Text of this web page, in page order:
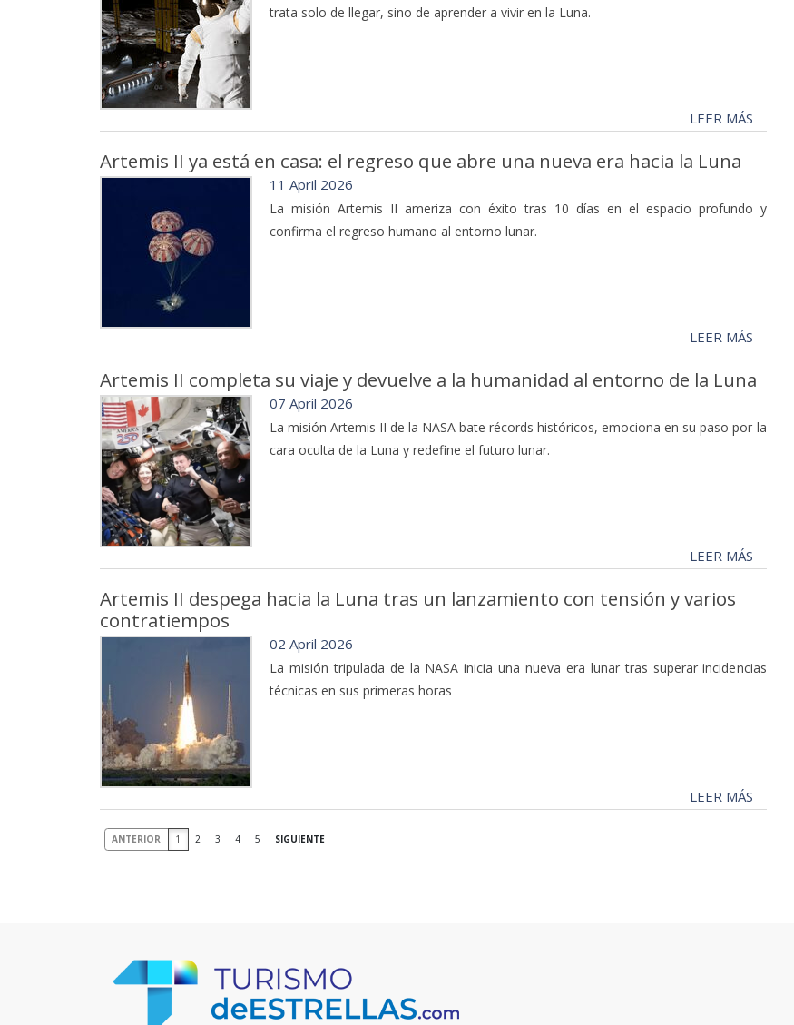
trata solo de llegar, sino de aprender a vivir en la Luna.
LEER MÁS
Artemis II ya está en casa: el regreso que abre una nueva era hacia la Luna
11 April 2026
La misión Artemis II ameriza con éxito tras 10 días en el espacio profundo y
confirma el regreso humano al entorno lunar.
LEER MÁS
Artemis II completa su viaje y devuelve a la humanidad al entorno de la Luna
07 April 2026
La misión Artemis II de la NASA bate récords históricos, emociona en su paso por la
cara oculta de la Luna y redefine el futuro lunar.
LEER MÁS
Artemis II despega hacia la Luna tras un lanzamiento con tensión y varios
contratiempos
02 April 2026
La misión tripulada de la NASA inicia una nueva era lunar tras superar incidencias
técnicas en sus primeras horas
LEER MÁS
ANTERIOR 1 2 3 4 5 SIGUIENTE